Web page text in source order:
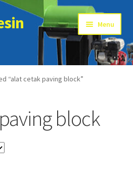
Menu
“alat cetak paving block”
block